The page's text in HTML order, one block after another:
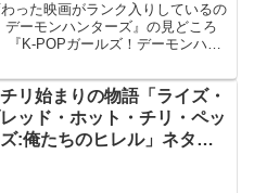
った映画がランク入りしているの
ーモンハンターズ』の見どころ
K-POPガールズ！デーモンハン
リ始まりの物語「ライズ・
ッド・ホット・チリ・ペッ
:俺たちのヒレル」ネタバ